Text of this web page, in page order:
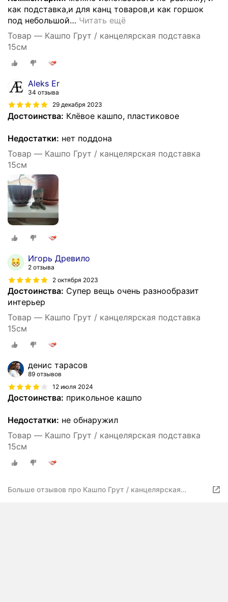
как подставка,и для канц товаров,и как горшок
под небольшой… Читать ещё
Товар — Кашпо Грут / канцелярская подставка
15см
Aleks Er
34 отзыва
29 декабря 2023
Достоинства: Клёвое кашпо, пластиковое
Недостатки: нет поддона
Товар — Кашпо Грут / канцелярская подставка
15см
Игорь Древило
2 отзыва
2 октября 2023
Достоинства: Супер вещь очень разнообразит
интерьер
Товар — Кашпо Грут / канцелярская подставка
15см
денис тарасов
89 отзывов
12 июля 2024
Достоинства: прикольное кашпо
Недостатки: не обнаружил
Товар — Кашпо Грут / канцелярская подставка
15см
Больше отзывов про Кашпо Грут / канцелярская